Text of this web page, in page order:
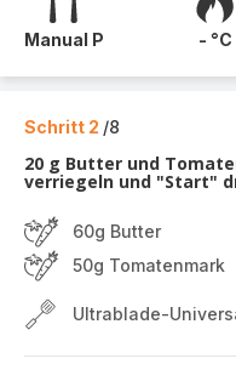
Manual P - °C
Schritt 2 /8
20 g Butter und
verriegeln und "Start"
60g Butter
50g Tomatenmark
Ultrablade-